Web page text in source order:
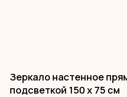
Зеркало настенное
подсветкой 150 х 75 см